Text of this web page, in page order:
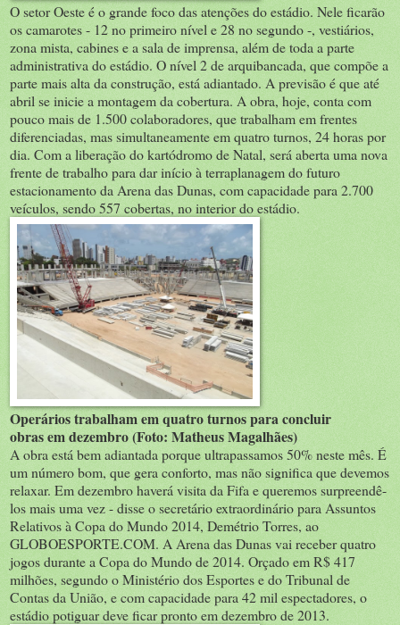
O setor Oeste é o grande foco das atenções do estádio. Nele ficarão
os camarotes - 12 no primeiro nível e 28 no segundo -, vestiários,
zona mista, cabines e a sala de imprensa, além de toda a parte
administrativa do estádio. O nível 2 de arquibancada, que compõe a
parte mais alta da construção, está adiantado. A previsão é que até
abril se inicie a montagem da cobertura. A obra, hoje, conta com
pouco mais de 1.500 colaboradores, que trabalham em frentes
diferenciadas, mas simultaneamente em quatro turnos, 24 horas por
dia. Com a liberação do kartódromo de Natal, será aberta uma nova
frente de trabalho para dar início à terraplanagem do futuro
estacionamento da Arena das Dunas, com capacidade para 2.700
veículos, sendo 557 cobertas, no interior do estádio.
Operários trabalham em quatro turnos para concluir
obras em dezembro (Foto: Matheus Magalhães)
A obra está bem adiantada porque ultrapassamos 50% neste mês. É
um número bom, que gera conforto, mas não significa que devemos
relaxar. Em dezembro haverá visita da Fifa e queremos surpreendê-
los mais uma vez - disse o secretário extraordinário para Assuntos
Relativos à Copa do Mundo 2014, Demétrio Torres, ao
GLOBOESPORTE.COM. A Arena das Dunas vai receber quatro
jogos durante a Copa do Mundo de 2014. Orçado em R$ 417
milhões, segundo o Ministério dos Esportes e do Tribunal de
Contas da União, e com capacidade para 42 mil espectadores, o
estádio potiguar deve ficar pronto em dezembro de 2013.